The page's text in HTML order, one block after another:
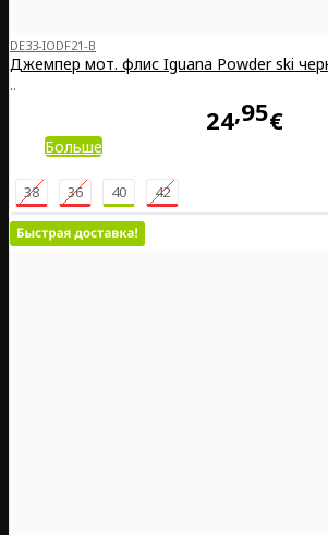
DE33-IODF21-B
Джемпер мот. флис Iguana Powder ski
..
24 95€
Больше
38 36 40 42